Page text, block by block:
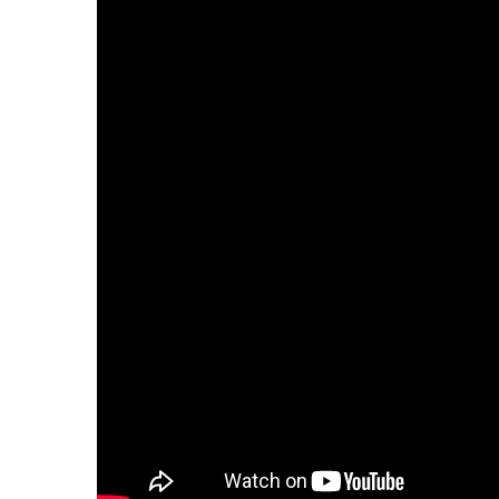
u klanicama na području